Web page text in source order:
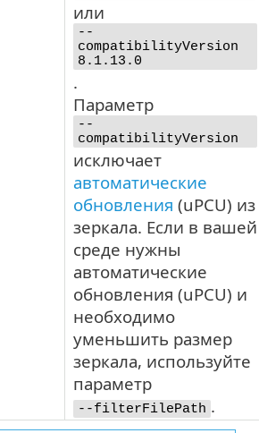
или
--
compatibilityVersion
8.1.13.0
.
Параметр
--
compatibilityVersion
исключает
автоматические
обновления (uPCU) из
зеркала. Если в вашей
среде нужны
автоматические
обновления (uPCU) и
необходимо
уменьшить размер
зеркала, используйте
параметр
--filterFilePath .